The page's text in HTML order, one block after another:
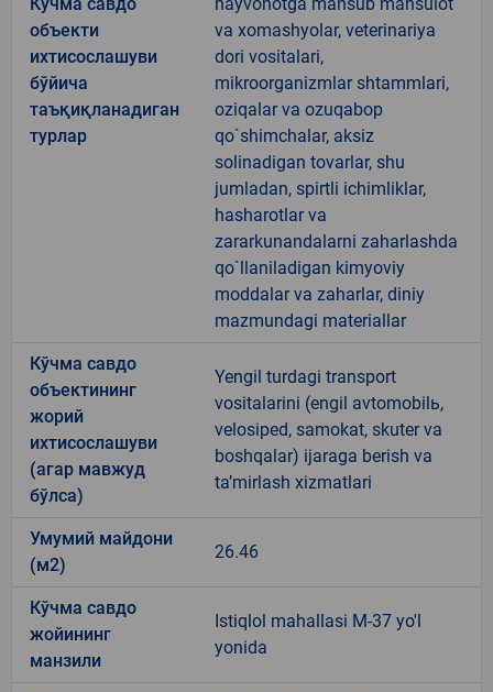
объекти
ихтисослашуви
бўйича
таъқиқланадиган
турлар
va xomashyolar, veterinariya
dori vositalari,
mikroorganizmlar shtammlari,
oziqalar va ozuqabop
qo`shimchalar, aksiz
solinadigan tovarlar, shu
jumladan, spirtli ichimliklar,
hasharotlar va
zararkunandalarni zaharlashda
qo`llaniladigan kimyoviy
moddalar va zaharlar, diniy
mazmundagi materiallar
Кўчма савдо
объектининг
жорий
ихтисослашуви
(агар мавжуд
бўлса)
Yengil turdagi transport
vositalarini (engil avtomobilь,
velosiped, samokat, skuter va
boshqalar) ijaraga berish va
taʼmirlash xizmatlari
Умумий майдони
(м2)
26.46
Кўчма савдо
жойининг
манзили
Istiqlol mahallasi M-37 yo'l
yonida